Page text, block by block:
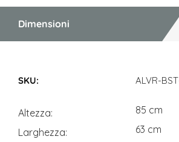
Dimensioni
ALVR-
Altezza
85 cm
Larghezza
63 cm